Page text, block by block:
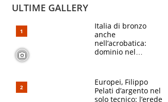
ULTIME GALLERY
Italia di bronzo
anche
nell’acrobatica:
dominio nel
e compagni
continuare
Europei, Filippo
Pelati d’argento nel
solo tecnico: l’erede